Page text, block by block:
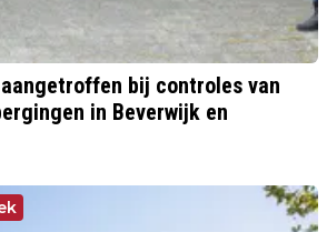
bij controles van
in Beverwijk en